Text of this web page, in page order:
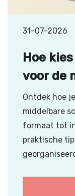
31-07-2026
Hoe
voor de
Ontdek hoe
middelbare
formaat tot
praktische